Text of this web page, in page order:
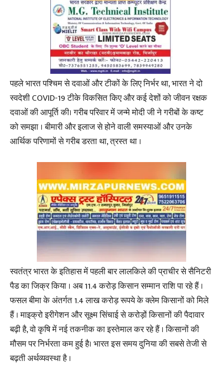
पहले भारत पश्चिम से दवाओं और टीकों के लिए निर्भर था, भारत ने दो
स्वदेशी COVID-19 टीके विकसित किए और कई देशों को जीवन रक्षक
दवाओं की आपूर्ति की। गरीब परिवार में जन्मे मोदी जी ने गरीबों के कष्ट
को समझा । बीमारी और इलाज से होने वाली समस्याओं और उनके
आर्थिक परिणामों से गरीब डरता था, त्रस्त था ।
स्वतंत्र भारत के इतिहास में पहली बार लालकिले की प्राचीर से सैनिटरी
पैड का जिक्र किया । अब 11.4 करोड़ किसान सम्मान राशि पा रहे हैं ।
फसल बीमा के अंतर्गत 1.4 लाख करोड़ रूपये के क्लेम किसानों को मिले
हैं । माइक्रो इरीगेशन और सूक्ष्म सिंचाई से करोड़ों किसानों की पैदावार
बढ़ी है, वो कृषि में नई तकनीक का इस्तेमाल कर रहे हैं । किसानों की
मौसम पर निर्भरता कम हुई है। भारत इस समय दुनिया की सबसे तेजी से
बढ़ती अर्थव्यवस्था है ।